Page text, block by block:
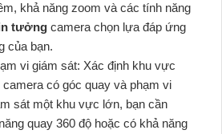
khả năng zoom và các tính năng
tưởng camera chọn lựa đáp ứng
của bạn.
vi giám sát: Xác định khu vực
có góc quay và phạm vi
sát một khu vực lớn, bạn cần
quay 360 độ hoặc có khả năng